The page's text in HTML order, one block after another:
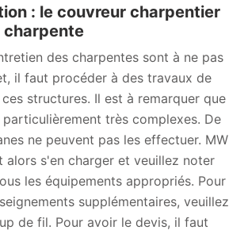
: le couvreur charpentier
charpente
des charpentes sont à ne pas
il faut procéder à des travaux de
structures. Il est à remarquer que
très complexes. De
ne peuvent pas les effectuer. MW
alors s'en charger et veuillez noter
les équipements appropriés. Pour
supplémentaires, veuillez
de fil. Pour avoir le devis, il faut